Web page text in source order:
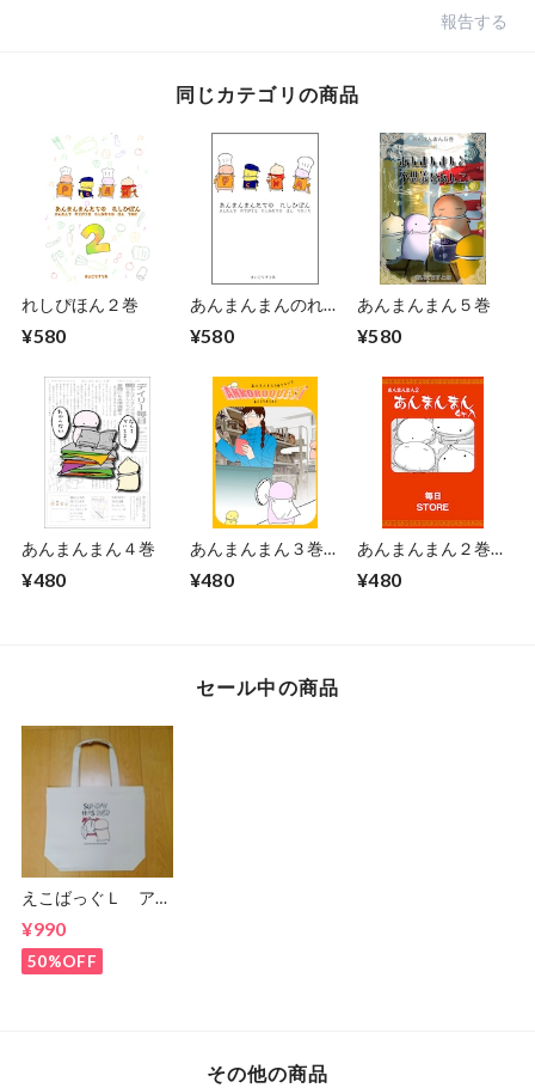
報告する
同じカテゴリの商品
れしぴほん２巻
¥580
あんまんまんのれし
ンロード販売）
¥580
あんまんまん５巻
¥580
あんまんまん４巻
¥480
あんまんまん３巻り
¥480
あんまんまん２巻
¥480
セール中の商品
えこばっぐＬ アウ
¥990
50%OFF
その他の商品